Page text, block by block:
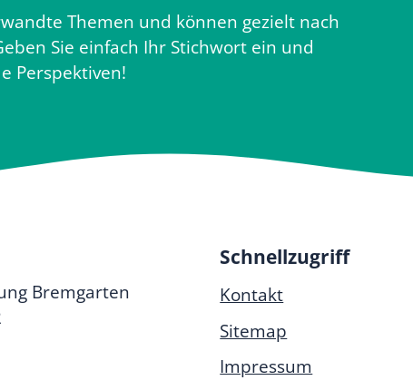
Themen und können gezielt nach
Sie einfach Ihr Stichwort ein und
Perspektiven!
Bremgarten
Schnellzugriff
Kontakt
Sitemap
Impressum